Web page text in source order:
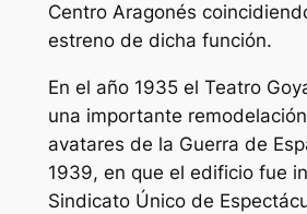
Centro Aragonés
estreno de dicha función.
En el año 1935 el Teatro
una importante
avatares de la Guerra de
1939, en que el edificio fue
Sindicato Único de